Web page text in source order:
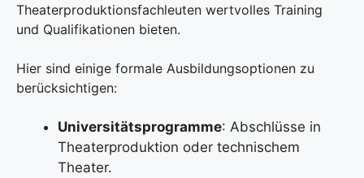
Theaterproduktionsfachleuten wertvolles Training
und Qualifikationen bieten.
Hier sind einige formale Ausbildungsoptionen zu
berücksichtigen:
Universitätsprogramme: Abschlüsse in
Theaterproduktion oder technischem
Theater.